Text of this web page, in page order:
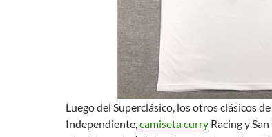
Luego del Superclásico, los otros clásicos
Independiente,camiseta curry Racing y